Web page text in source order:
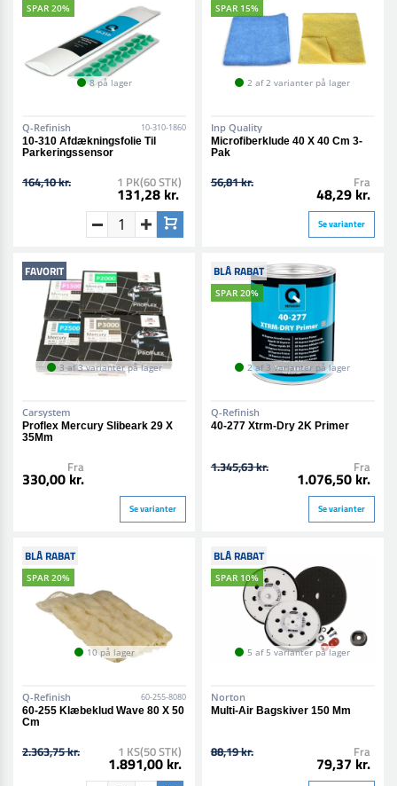
SPAR 20%
8 på lager
Q-Refinish 10-310-1860
10-310 Afdækningsfolie Til
Parkeringssensor
164,10 kr. 1 PK(60 STK)
131,28 kr.
SPAR 15%
2 af 2 varianter på lager
Inp Quality
Microfiberklude 40 X 40 Cm 3-
Pak
56,81 kr. Fra
48,29 kr.
Se varianter
FAVORIT
3 af 3 varianter på lager
Carsystem
Proflex Mercury Slibeark 29 X
35Mm
Fra
330,00 kr.
Se varianter
BLÅ RABAT
SPAR 20%
2 af 3 varianter på lager
Q-Refinish
40-277 Xtrm-Dry 2K Primer
1.345,63 kr. Fra
1.076,50 kr.
Se varianter
BLÅ RABAT
SPAR 20%
10 på lager
Q-Refinish 60-255-8080
60-255 Klæbeklud Wave 80 X 50
Cm
2.363,75 kr. 1 KS(50 STK)
1.891,00 kr.
BLÅ RABAT
SPAR 10%
5 af 5 varianter på lager
Norton
Multi-Air Bagskiver 150 Mm
88,19 kr. Fra
79,37 kr.